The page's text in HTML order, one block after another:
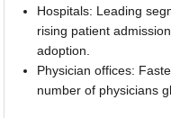
Hospitals: Leading
rising patient
adoption.
Physician offices:
number of physicians